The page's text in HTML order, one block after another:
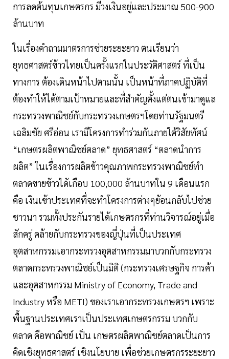
การลดต้นทุนเกษตรกร มีวงเงินอยู่และประมาณ 500-900
ล้านบาท
ในเรื่องคำถามมาตรการช่วยระยะยาว ตนเรียนว่า
ยุทธศาสตร์ข้าวไทยเป็นครั้งแรกในประวัติศาสตร์ ที่เป็น
ทางการ ต้องเดินหน้าไปตามนั้น เป็นหน้าที่ภาคปฏิบัติที่
ต้องทำให้ได้ตามเป้าหมายและที่สำคัญตั้งแต่ตนเข้ามาดูแล
กระทรวงพาณิชย์กับกระทรวงเกษตรฯโดยท่านรัฐมนตรี
เฉลิมชัย ศรีอ่อน เรามีโครงการทำร่วมกันภายใต้วิสัยทัศน์
“เกษตรผลิตพาณิชย์ตลาด” ยุทธศาสตร์ “ตลาดนำการ
ผลิต” ในเรื่องการผลิตข้าวคุณภาพกระทรวงพาณิชย์ทำ
ตลาดขายข้าวได้เกือบ 100,000 ล้านบาทใน 9 เดือนแรก
คือ เงินเข้าประเทศที่จะทำโครงการต่างๆย้อนกลับไปช่วย
ชาวนา รวมทั้งประกันรายได้เกษตรกรที่ท่านวิจารณ์อยู่เมื่อ
สักครู่ คล้ายกับกระทรวงของญี่ปุ่นที่เป็นประเทศ
อุตสาหกรรมเอากระทรวงอุตสาหกรรมมาบวกกับกระทรวง
ตลาดกระทรวงพาณิชย์เป็นมิติ (กระทรวงเศรษฐกิจ การค้า
และอุตสาหกรรม Ministry of Economy, Trade and
Industry หรือ METI) ของเราเอากระทรวงเกษตรฯ เพราะ
พื้นฐานประเทศเราเป็นประเทศเกษตรกรรม บวกกับ
ตลาด คือพาณิชย์ เป็น เกษตรผลิตพาณิชย์ตลาดเป็นการ
คิดเชิงยุทธศาสตร์ เชิงนโยบาย เพื่อช่วยเกษตรกรระยะยาว